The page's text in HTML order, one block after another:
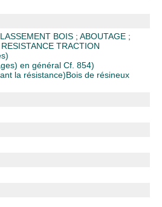
BOIS ;ABOUTAGE ;
RESISTANCE TRACTION
en général Cf. 854)
la résistance)Bois de résineux